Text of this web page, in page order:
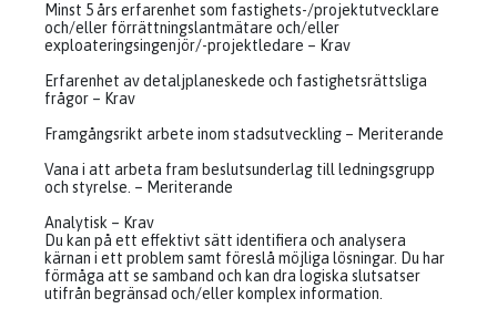
Minst 5 års erfarenhet som fastighets-/projektutvecklare
och/eller förrättningslantmätare och/eller
exploateringsingenjör/-projektledare – Krav
Erfarenhet av detaljplaneskede och fastighetsrättsliga
frågor – Krav
Framgångsrikt arbete inom stadsutveckling – Meriterande
Vana i att arbeta fram beslutsunderlag till ledningsgrupp
och styrelse. – Meriterande
Analytisk – Krav
Du kan på ett effektivt sätt identifiera och analysera
kärnan i ett problem samt föreslå möjliga lösningar. Du har
förmåga att se samband och kan dra logiska slutsatser
utifrån begränsad och/eller komplex information.